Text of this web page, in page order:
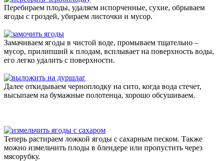
Перебираем плоды, удаляем испорченные, сухие, обрываем
ягоды с гроздей, убираем листочки и мусор.
Замачиваем ягоды в чистой воде, промываем тщательно –
мусор, прилипший к плодам, всплывает на поверхность воды,
его легко удалить с поверхности.
Далее откидываем черноплодку на сито, когда вода стечет,
высыпаем на бумажные полотенца, хорошо обсушиваем.
Теперь растираем ложкой ягоды с сахарным песком. Также
можно измельчить плоды в блендере или пропустить через
мясорубку.